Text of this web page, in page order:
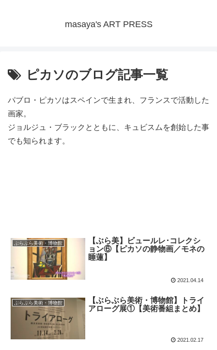
masaya's ART PRESS
ピカソのブログ記事一覧
パブロ・ピカソはスペインで生まれ、フランスで活動した
画家。
ジョルジュ・ブラックとともに、キュビスムを創始した事
でも知られます。
ぶらぶら美術・博物館
【ぶら美】ビュールレ･コレクシ
ョン⑥【ピカソの静物画／モネの
睡蓮】
2021.04.14
ぶらぶら美術・博物館
【ぶらぶら美術・博物館】トライ
アローグ展①【美術番組まとめ】
2021.02.17